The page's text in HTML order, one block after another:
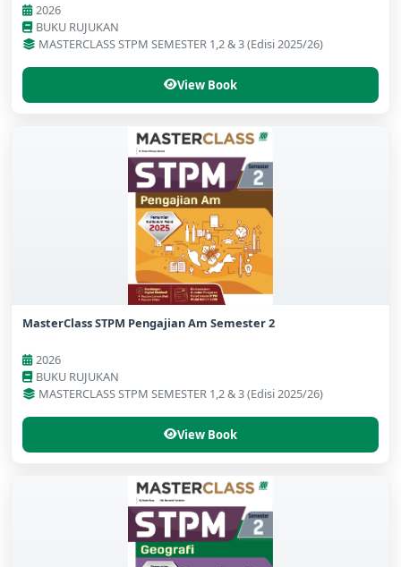
2026
BUKU RUJUKAN
MASTERCLASS STPM SEMESTER 1,2 & 3 (Edisi 2025/26)
View Book
MasterClass STPM Pengajian Am Semester 2
2026
BUKU RUJUKAN
MASTERCLASS STPM SEMESTER 1,2 & 3 (Edisi 2025/26)
View Book